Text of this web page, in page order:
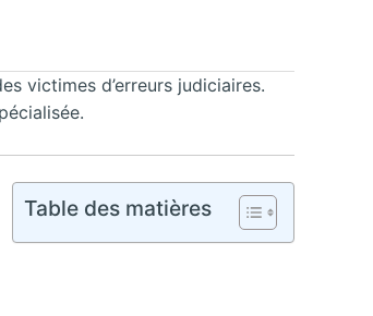
victimes d’erreurs judiciaires.
Table des matières